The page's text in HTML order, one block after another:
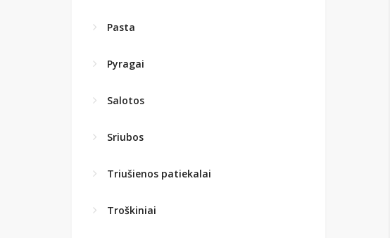
Pasta
Pyragai
Salotos
Sriubos
Triušienos patiekalai
Troškiniai